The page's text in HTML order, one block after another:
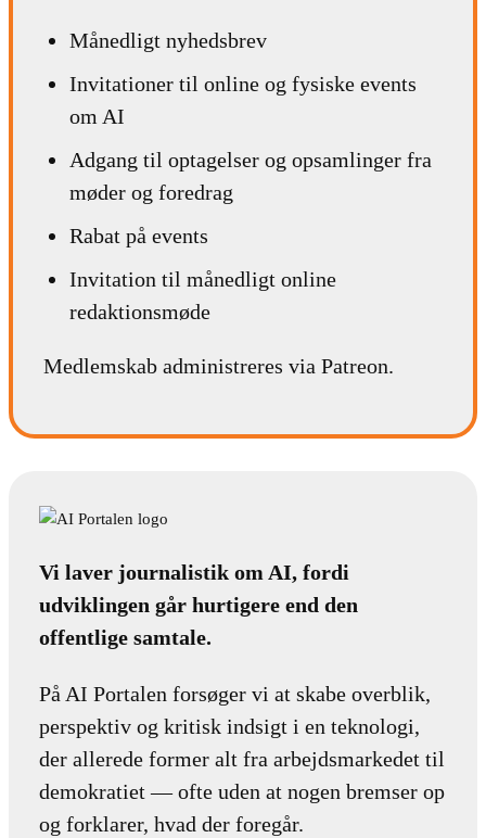
Månedligt nyhedsbrev
Invitationer til online og fysiske events
om AI
Adgang til optagelser og opsamlinger fra
møder og foredrag
Rabat på events
Invitation til månedligt online
redaktionsmøde
Medlemskab administreres via Patreon.
Vi laver journalistik om AI, fordi
udviklingen går hurtigere end den
offentlige samtale.
På AI Portalen forsøger vi at skabe overblik,
perspektiv og kritisk indsigt i en teknologi,
der allerede former alt fra arbejdsmarkedet til
demokratiet — ofte uden at nogen bremser op
og forklarer, hvad der foregår.